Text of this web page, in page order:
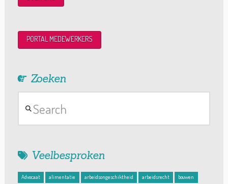
PORTAL MEDEWERKERS
Zoeken
Veelbesproken
Advocaat alimentatie arbeidsongeschiktheid arbeidsrecht bouwen